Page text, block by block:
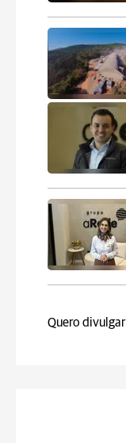
Quero divulgar